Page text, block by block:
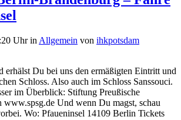
Uhrin Allgemein von ihkpotsdam
Du bei uns den ermäßigten Eintritt und
Schloss. Also auch im Schloss Sanssouci.
im Überblick: Stiftung Preußische
www.spsg.de Und wenn Du magst, schau
Wo: Pfaueninsel 14109 Berlin Tickets